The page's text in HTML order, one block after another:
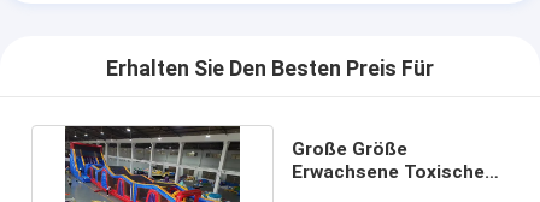
Erhalten Sie Den Besten Preis Für
Große Größe
Erwachsene Toxische